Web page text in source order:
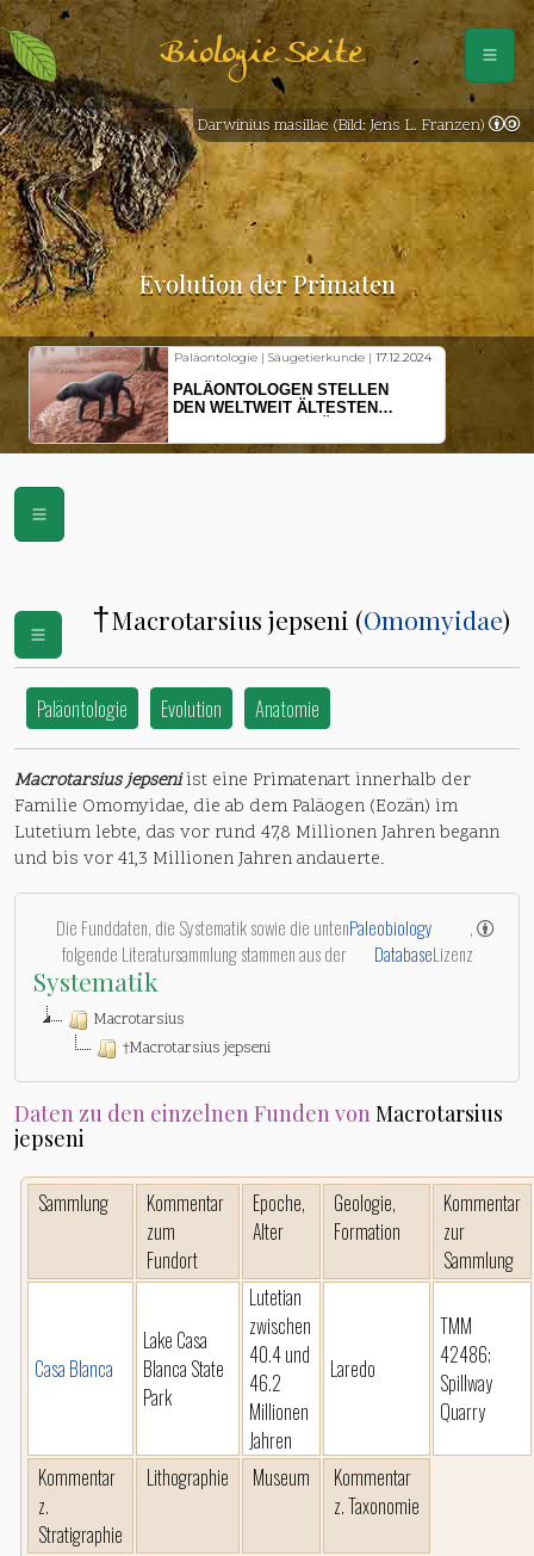
Biologie Seite
Evolution der Primaten
Paläontologie | Säugetierkunde | 17.12.2024
PALÄONTOLOGEN STELLEN
DEN WELTWEIT ÄLTESTEN
VOR
Darwinius masillae (Bild: Jens L. Franzen)
†Macrotarsius jepseni (Omomyidae)
Paläontologie Evolution Anatomie
Macrotarsius jepseniist eine Primatenart innerhalb der
Familie Omomyidae, die ab dem Paläogen (Eozän) im
Lutetium lebte, das vor rund 47,8 Millionen Jahren begann
und bis vor 41,3 Millionen Jahren andauerte.
Die Funddaten, die Systematik sowie die unten
folgende Literatursammlung stammen aus der
Paleobiology
Database
,
Lizenz
Systematik
Macrotarsius
†Macrotarsius jepseni
Daten zu den einzelnen Funden vonMacrotarsius
jepseni
Sammlung
Kommentar
zum
Fundort
Epoche,
Alter
Geologie,
Formation
Kommentar
zur
Sammlung
Casa Blanca
Lake Casa
Blanca State
Park
Lutetian
zwischen
40.4 und
46.2
Millionen
Jahren
Laredo
TMM
42486;
Spillway
Quarry
Kommentar
z.
Stratigraphie
Lithographie Museum
Kommentar
z. Taxonomie